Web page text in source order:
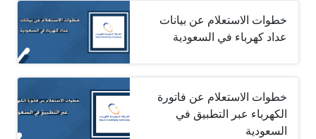
خطوات الاستعلام عن بيانات
عداد كهرباء في السعودية
خطوات الاستعلام عن فاتورة
الكهرباء عبر التطبيق في
السعودية